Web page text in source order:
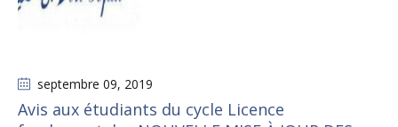
septembre 09, 2019
Avis aux étudiants du cycle Licence